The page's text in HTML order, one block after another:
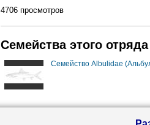
4706 просмотров
Семейства этого
Семейство Albulidae